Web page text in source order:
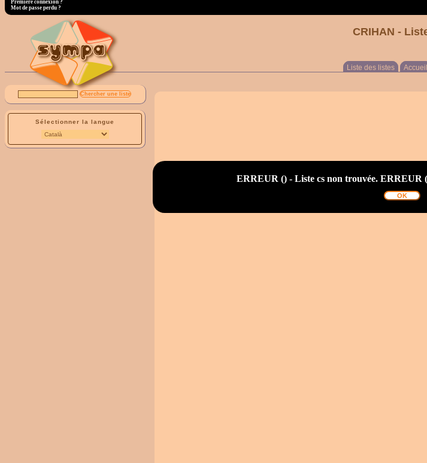
ERREUR () - Liste cs non trouvée. ERREUR
Première connexion ?
Mot de passe perdu ?
CRIHAN -
Liste des listes Accueil
Sélectionner la langue